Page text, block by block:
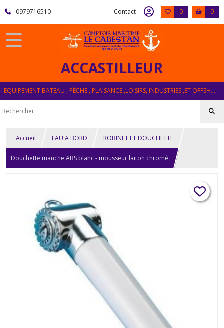
0979716510 Contact 0 0
ACCASTILLEUR
EQUIPEMENT BATEAU , PÊCHE , PLAISANCE ,LOISIRS, INDUSTRIES ,ET OFFSHORE
Accueil EAU A BORD ROBINET ET DOUCHETTE
Douchette manche ABS blanc - mousseur laiton chromé